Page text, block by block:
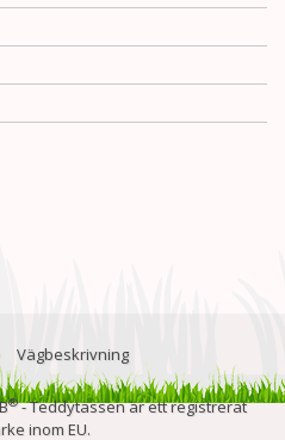
Vägbeskrivning
®- Teddytassen är ett registrerat
inom EU.